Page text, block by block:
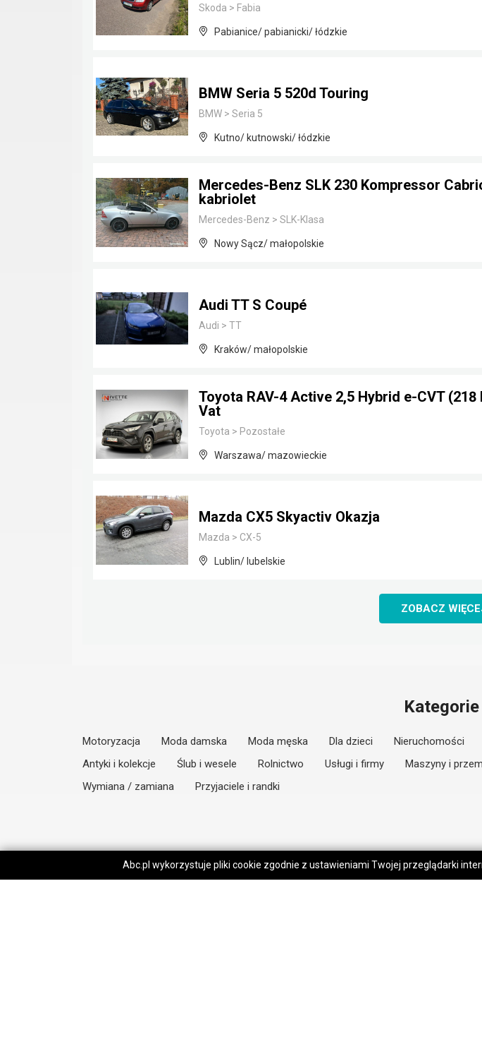
Skoda > Fabia
Pabianice/ pabianicki/ łódzkie
BMW Seria 5 520d Touring
BMW > Seria 5
Kutno/ kutnowski/ łódzkie
Mercedes-Benz SLK 230 Kompressor
kabriolet
Mercedes-Benz > SLK-Klasa
Nowy Sącz/ małopolskie
Audi TT S Coupé
Audi > TT
Kraków/ małopolskie
Toyota RAV-4 Active 2,5 Hybrid e-CVT (218
Vat
Toyota > Pozostałe
Warszawa/ mazowieckie
Mazda CX5 Skyactiv Okazja
Mazda > CX-5
Lublin/ lubelskie
ZOBACZ
Kategorie
Motoryzacja Moda damska Moda męska Dla dzieci Nieruchomości
Antyki i kolekcje
Ślub i wesele Rolnictwo Usługi i firmy Maszyny i
Wymiana / zamiana
Przyjaciele i randki
Abc.pl wykorzystuje pliki cookie zgodnie z ustawieniami Twojej przeglądarki